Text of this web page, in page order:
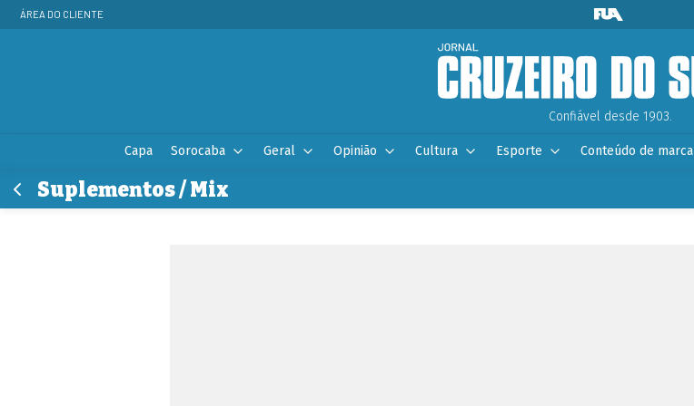
ÁREA DO CLIENTE
Confiável desde 1903.
Capa Sorocaba Geral Opinião Cultura Esporte Conteúdo de marca
Suplementos / Mix